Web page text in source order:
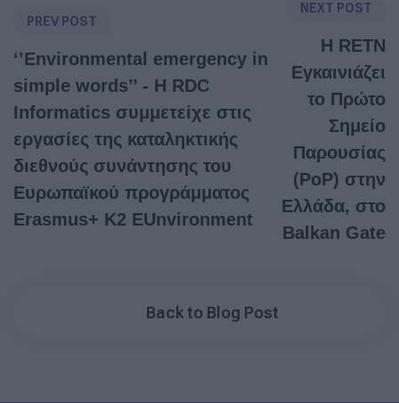
PREV POST
‘’Environmental emergency in
simple words’’ - Η RDC
Informatics συμμετείχε στις
εργασίες της καταληκτικής
διεθνούς συνάντησης του
Ευρωπαϊκού προγράμματος
Erasmus+ K2 EUnvironment
NEXT POST
Η RETN
Εγκαινιάζει
το Πρώτο
Σημείο
Παρουσίας
(PoP) στην
Ελλάδα, στο
Balkan Gate
Back to Blog Post